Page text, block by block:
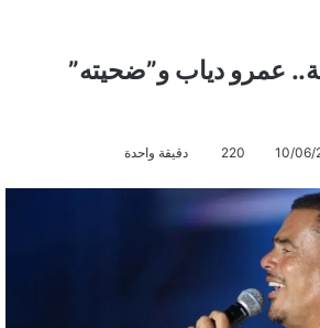
عمرو دياب و”ضحيته”
10/06/
220 دقيقة واحدة